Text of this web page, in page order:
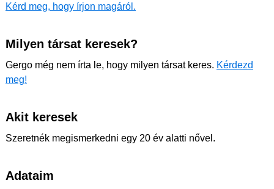
Kérd meg, hogy írjon magáról.
Milyen társat keresek?
Gergo még nem írta le, hogy milyen társat keres. Kérdezd
meg!
Akit keresek
Szeretnék megismerkedni egy 20 év alatti nővel.
Adataim